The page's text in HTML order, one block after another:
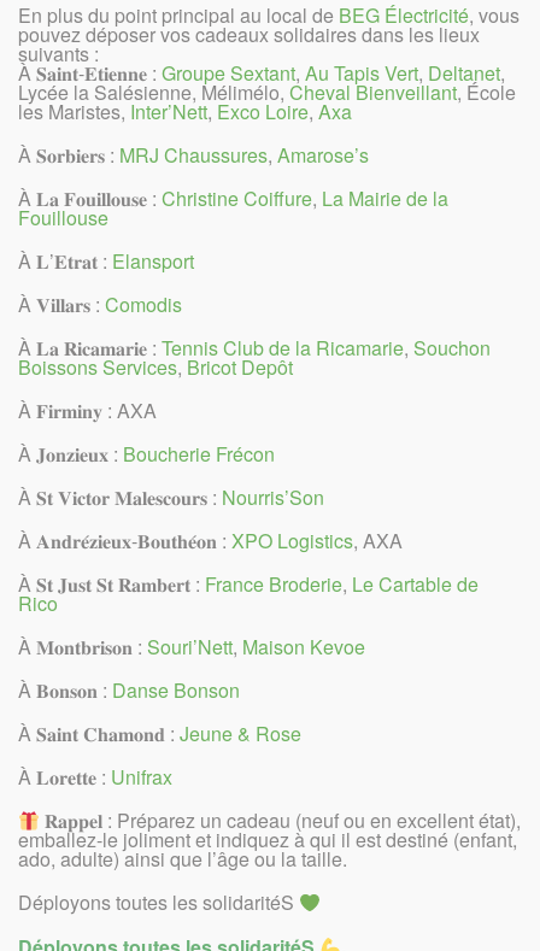
En plus du point principal au local de BEG Électricité, vous
pouvez déposer vos cadeaux solidaires dans les lieux
suivants :
À 𝐒𝐚𝐢𝐧𝐭-𝐄𝐭𝐢𝐞𝐧𝐧𝐞 : Groupe Sextant, Au Tapis Vert, Deltanet,
Lycée la Salésienne, Mélimélo, Cheval Bienveillant, École
les Maristes, Inter’Nett, Exco Loire, Axa
À 𝐒𝐨𝐫𝐛𝐢𝐞𝐫𝐬 : MRJ Chaussures, Amarose’s
À 𝐋𝐚 𝐅𝐨𝐮𝐢𝐥𝐥𝐨𝐮𝐬𝐞 : Christine Coiffure, La Mairie de la
Fouillouse
À 𝐋’𝐄𝐭𝐫𝐚𝐭 : Elansport
À 𝐕𝐢𝐥𝐥𝐚𝐫𝐬 : Comodis
À 𝐋𝐚 𝐑𝐢𝐜𝐚𝐦𝐚𝐫𝐢𝐞 : Tennis Club de la Ricamarie, Souchon
Boissons Services, Bricot Depôt
À 𝐅𝐢𝐫𝐦𝐢𝐧𝐲 : AXA
À 𝐉𝐨𝐧𝐳𝐢𝐞𝐮𝐱 : Boucherie Frécon
À 𝐒𝐭 𝐕𝐢𝐜𝐭𝐨𝐫 𝐌𝐚𝐥𝐞𝐬𝐜𝐨𝐮𝐫𝐬 : Nourris’Son
À 𝐀𝐧𝐝𝐫𝐞́𝐳𝐢𝐞𝐮𝐱-𝐁𝐨𝐮𝐭𝐡𝐞́𝐨𝐧 : XPO Logistics, AXA
À 𝐒𝐭 𝐉𝐮𝐬𝐭 𝐒𝐭 𝐑𝐚𝐦𝐛𝐞𝐫𝐭 : France Broderie, Le Cartable de
Rico
À 𝐌𝐨𝐧𝐭𝐛𝐫𝐢𝐬𝐨𝐧 : Souri’Nett, Maison Kevoe
À 𝐁𝐨𝐧𝐬𝐨𝐧 : Danse Bonson
À 𝐒𝐚𝐢𝐧𝐭 𝐂𝐡𝐚𝐦𝐨𝐧𝐝 : Jeune & Rose
À 𝐋𝐨𝐫𝐞𝐭𝐭𝐞 : Unifrax
𝐑𝐚𝐩𝐩𝐞𝐥 : Préparez un cadeau (neuf ou en excellent état),
emballez-le joliment et indiquez à qui il est destiné (enfant,
ado, adulte) ainsi que l’âge ou la taille.
Déployons toutes les solidaritéS